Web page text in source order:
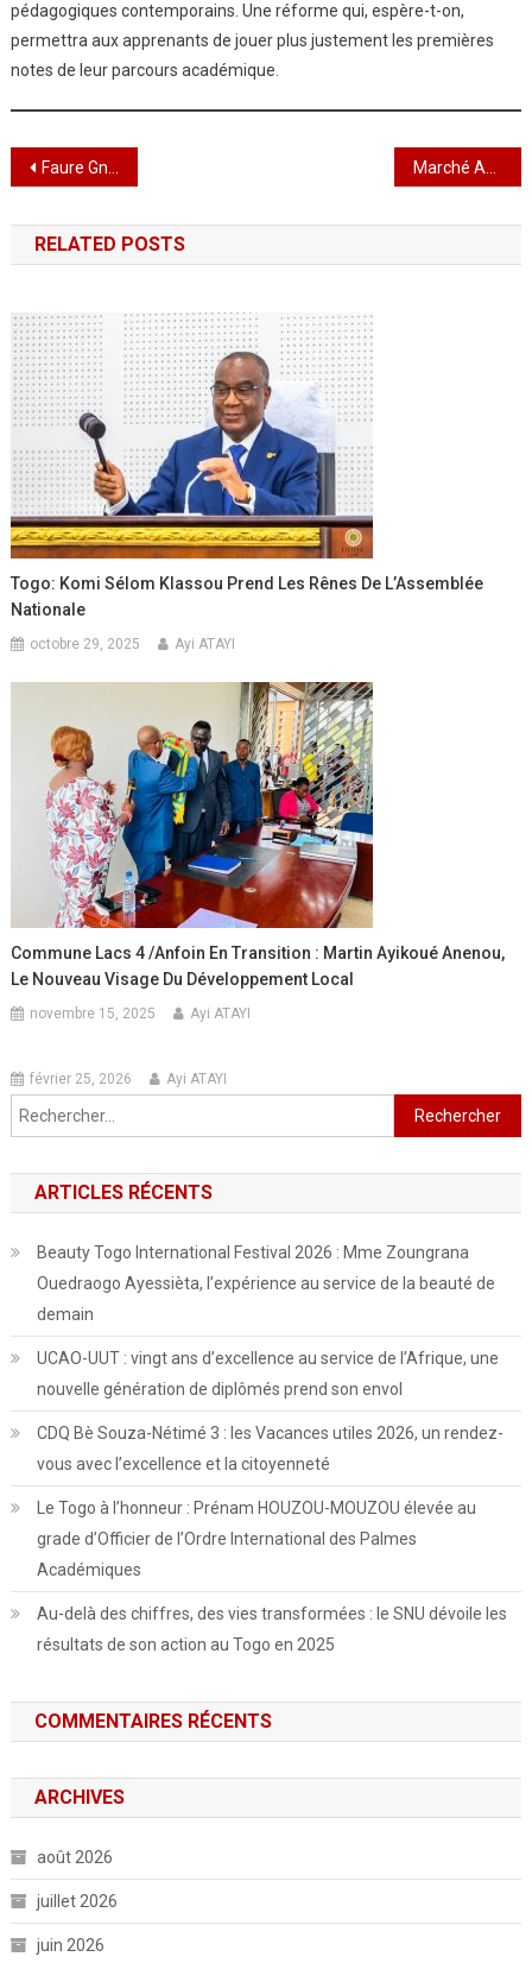
pédagogiques contemporains. Une réforme qui, espère-t-on,
permettra aux apprenants de jouer plus justement les premières
notes de leur parcours académique.
Navigation
de
l’article
Faure Gnassingbé à Luanda : Pour un multilatéralisme refondé entre l’Afrique et l’Europe
RELATED POSTS
Togo: Komi Sélom Klassou Prend Les Rênes De L’Assemblée
Nationale
octobre 29, 2025 Ayi ATAYI
Commune Lacs 4 /Anfoin En Transition : Martin Ayikoué Anenou,
Le Nouveau Visage Du Développement Local
novembre 15, 2025 Ayi ATAYI
février 25, 2026 Ayi ATAYI
Rechercher :
ARTICLES RÉCENTS
Beauty Togo International Festival 2026 : Mme Zoungrana
Ouedraogo Ayessièta, l’expérience au service de la beauté de
demain
UCAO-UUT : vingt ans d’excellence au service de l’Afrique, une
nouvelle génération de diplômés prend son envol
CDQ Bè Souza-Nétimé 3 : les Vacances utiles 2026, un rendez-
vous avec l’excellence et la citoyenneté
Le Togo à l’honneur : Prénam HOUZOU-MOUZOU élevée au
grade d’Officier de l’Ordre International des Palmes
Académiques
Au-delà des chiffres, des vies transformées : le SNU dévoile les
résultats de son action au Togo en 2025
COMMENTAIRES RÉCENTS
ARCHIVES
août 2026
juillet 2026
juin 2026